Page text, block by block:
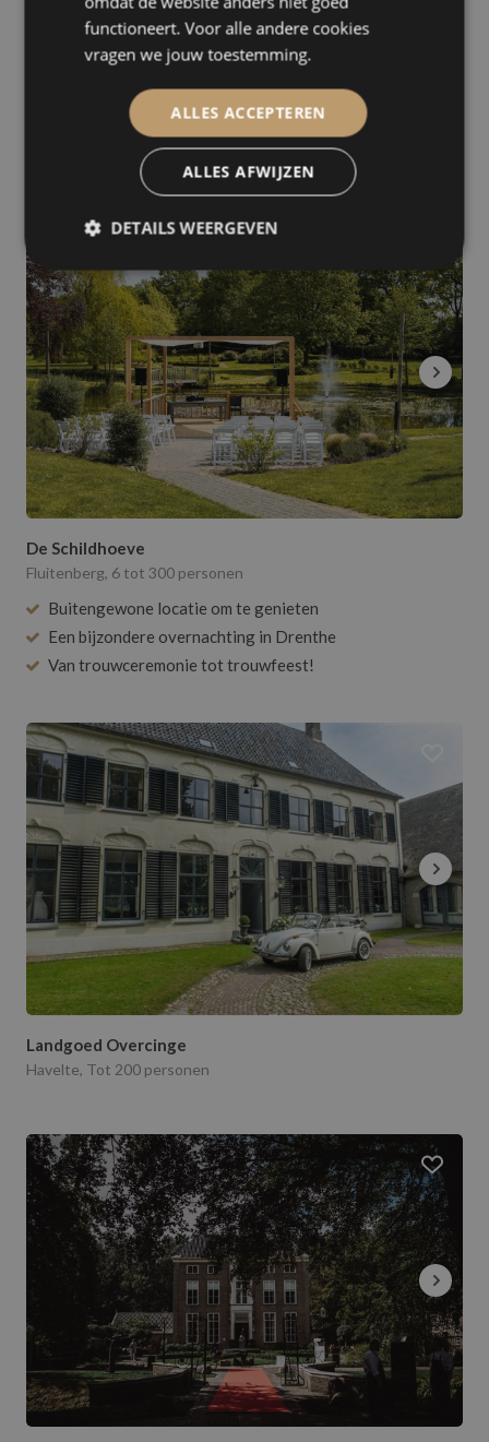
De Schildhoeve
Fluitenberg, 6 tot 300 personen
Buitengewone locatie om te genieten
Een bijzondere overnachting in Drenthe
Van trouwceremonie tot trouwfeest!
Landgoed Overcinge
Havelte, Tot 200 personen
functioneert. Voor alle andere cookies
vragen we jouw toestemming.
ALLES ACCEPTEREN
ALLES AFWIJZEN
DETAILS WEERGEVEN